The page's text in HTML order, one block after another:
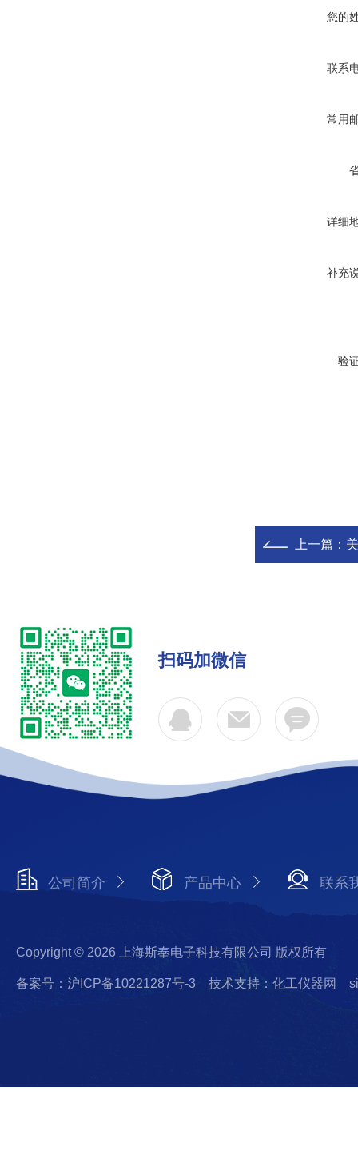
您的
联系
常用
详细
补充
验
上一篇：
扫码加微信
公司简介 产品中心 联系
Copyright © 2026 上海斯奉电子科技有限公司 版权所有
备案号：沪ICP备10221287号-3 技术支持：化工仪器网